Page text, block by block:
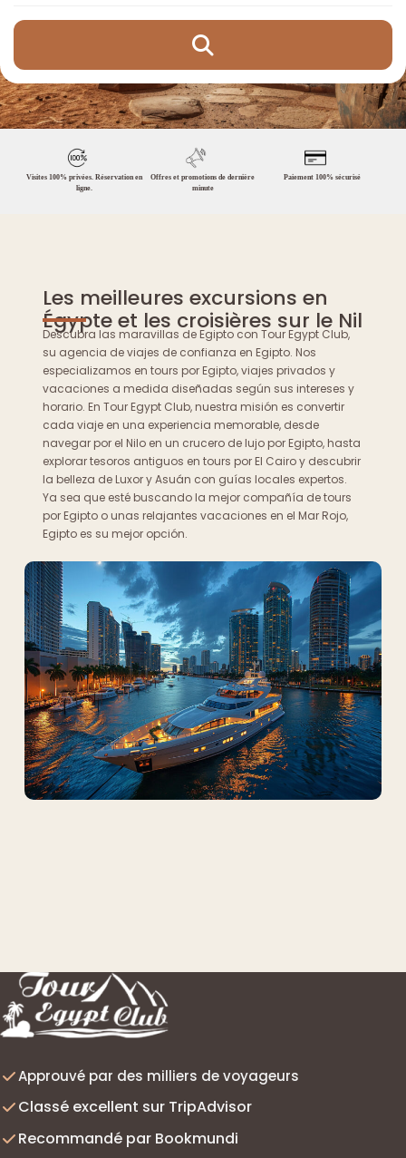
Visites 100% privées. Réservation en
ligne.
Offres et promotions de dernière
minute
Paiement 100% sécurisé
Les meilleures excursions en
Égypte et les croisières sur le Nil
Descubra las maravillas de Egipto con Tour Egypt Club,
su agencia de viajes de confianza en Egipto. Nos
especializamos en tours por Egipto, viajes privados y
vacaciones a medida diseñadas según sus intereses y
horario. En Tour Egypt Club, nuestra misión es convertir
cada viaje en una experiencia memorable, desde
navegar por el Nilo en un crucero de lujo por Egipto, hasta
explorar tesoros antiguos en tours por El Cairo y descubrir
la belleza de Luxor y Asuán con guías locales expertos.
Ya sea que esté buscando la mejor compañía de tours
por Egipto o unas relajantes vacaciones en el Mar Rojo,
Egipto es su mejor opción.
Approuvé par des milliers de voyageurs
Classé excellent sur TripAdvisor
Recommandé par Bookmundi